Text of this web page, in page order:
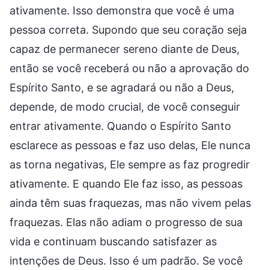
ativamente. Isso demonstra que você é uma
pessoa correta. Supondo que seu coração seja
capaz de permanecer sereno diante de Deus,
então se você receberá ou não a aprovação do
Espírito Santo, e se agradará ou não a Deus,
depende, de modo crucial, de você conseguir
entrar ativamente. Quando o Espírito Santo
esclarece as pessoas e faz uso delas, Ele nunca
as torna negativas, Ele sempre as faz progredir
ativamente. E quando Ele faz isso, as pessoas
ainda têm suas fraquezas, mas não vivem pelas
fraquezas. Elas não adiam o progresso de sua
vida e continuam buscando satisfazer as
intenções de Deus. Isso é um padrão. Se você